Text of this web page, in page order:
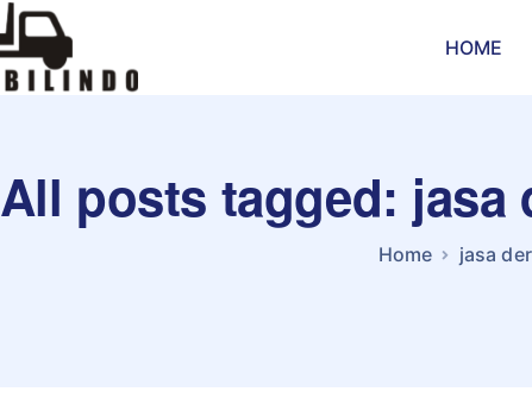
HOME
All posts tagged: jasa
Home jasa